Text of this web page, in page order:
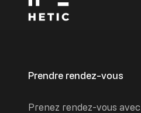
Prendre rendez-vous
Prenez rendez-vous avec